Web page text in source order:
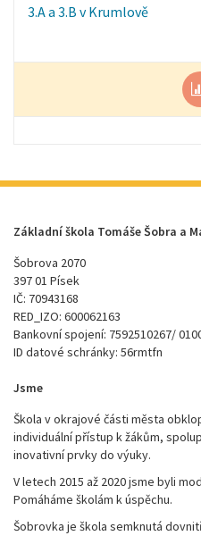
3.A a 3.B v Krumlově
Základní škola Tomáše Šobra a
Šobrova 2070
397 01 Písek
IČ: 70943168
RED_IZO: 600062163
Bankovní spojení: 7592510267/
ID datové schránky: 56rmtfn
Jsme
Škola v okrajové části města
individuální přístup k žákům,
inovativní prvky do výuky.
V letech 2015 až 2020 jsme byli
Pomáháme školám k úspěchu.
Šobrovka je škola semknutá